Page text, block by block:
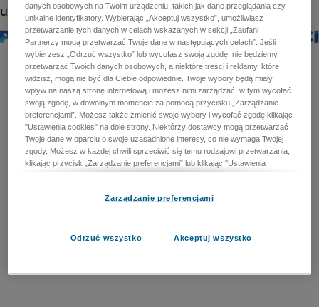
danych osobowych na Twoim urządzeniu, takich jak dane przeglądania czy
unikalne identyfikatory. Wybierając „Akceptuj wszystko”, umożliwiasz
przetwarzanie tych danych w celach wskazanych w sekcji „Zaufani
Partnerzy mogą przetwarzać Twoje dane w następujących celach”. Jeśli
wybierzesz „Odrzuć wszystko” lub wycofasz swoją zgodę, nie będziemy
przetwarzać Twoich danych osobowych, a niektóre treści i reklamy, które
widzisz, mogą nie być dla Ciebie odpowiednie. Twoje wybory będą miały
wpływ na naszą stronę internetową i możesz nimi zarządzać, w tym wycofać
swoją zgodę, w dowolnym momencie za pomocą przycisku „Zarządzanie
preferencjami”. Możesz także zmienić swoje wybory i wycofać zgodę klikając
"Ustawienia cookies" na dole strony. Niektórzy dostawcy mogą przetwarzać
Twoje dane w oparciu o swoje uzasadnione interesy, co nie wymaga Twojej
zgody. Możesz w każdej chwili sprzeciwić się temu rodzajowi przetwarzania,
klikając przycisk „Zarządzanie preferencjami” lub klikając "Ustawienia
cookies" na dole strony. Nie możesz sprzeciwić się przetwarzaniu przez
zapobiegania oszustwom i naprawiania błędów, a w tym celu mogą zostać
przetwarzaniu danych osobowych w celu dostarczania i prezentacji reklam i
Zarządzanie preferencjami
Odrzuć wszystko Akceptuj wszystko